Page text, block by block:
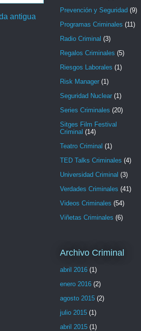
antigua
Prevención y Seguridad (9)
Programas Criminales (11)
Radio Criminal (3)
Regalos Criminales (5)
Riesgos Laborales (1)
Risk Manager (1)
Seguridad Nuclear (1)
Series Criminales (20)
Sitges Film Festival
Criminal (14)
Teatro Criminal (1)
TED Talks Criminales (4)
Universidad Criminal (3)
Verdades Criminales (41)
Videos Criminales (54)
Viñetas Criminales (6)
Archivo Criminal
abril 2016 (1)
enero 2016 (2)
agosto 2015 (2)
julio 2015 (1)
abril 2015 (1)